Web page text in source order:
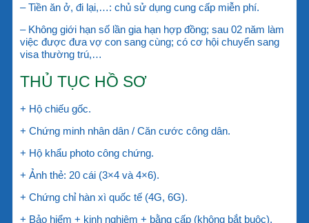
– Tiền ăn ở, đi lại,…: chủ sử dụng cung cấp miễn phí.
– Không giới hạn số lần gia hạn hợp đồng; sau 02 năm làm
việc được đưa vợ con sang cùng; có cơ hội chuyển sang
visa thường trú,…
THỦ TỤC HỒ SƠ
+ Hộ chiếu gốc.
+ Chứng minh nhân dân / Căn cước công dân.
+ Hộ khẩu photo công chứng.
+ Ảnh thẻ: 20 cái (3×4 và 4×6).
+ Chứng chỉ hàn xì quốc tế (4G, 6G).
+ Bảo hiểm + kinh nghiệm + bằng cấp (không bắt buộc).